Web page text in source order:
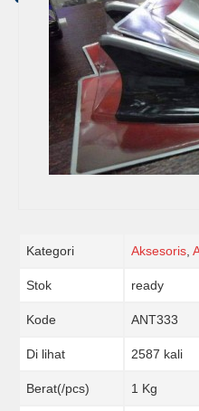
Kategori Aksesoris,
Stok ready
Kode ANT333
Di lihat 2587 kali
Berat(/pcs) 1 Kg